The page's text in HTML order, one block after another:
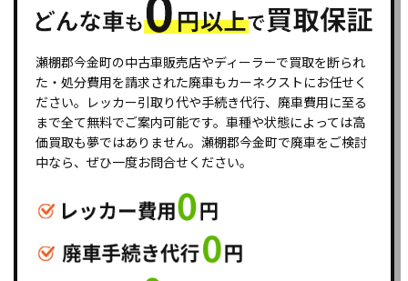
瀬棚郡今金町の中古車販売店やディーラーで買取を断られ
た・処分費用を請求された廃車もカーネクストにお任せく
ださい。レッカー引取り代や手続き代行、廃車費用に至る
まで全て無料でご案内可能です。車種や状態によっては高
価買取も夢ではありません。瀬棚郡今金町で廃車をご検討
中なら、ぜひ一度お問合せください。